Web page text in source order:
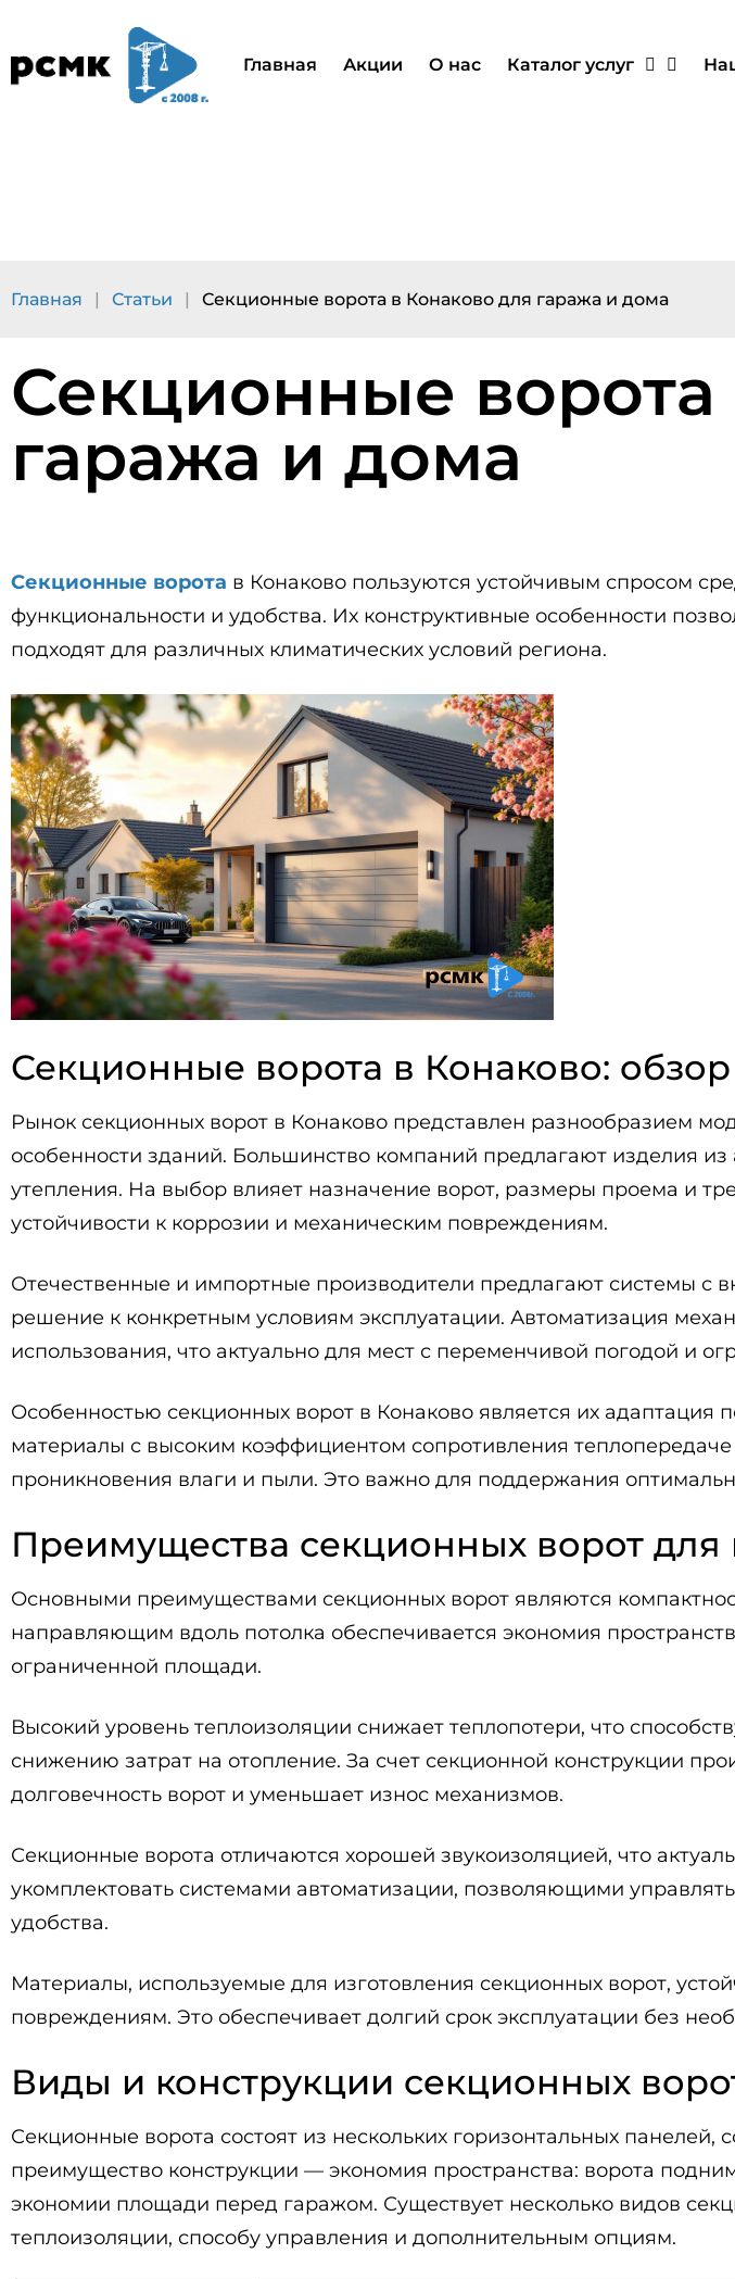
Главная Акции О нас Каталог услуг
Главная | Статьи | Секционные ворота в Конаково для гаража и дома
Секционные ворота
гаража и дома
Секционные ворота в Конаково пользуются устойчивым спросом
функциональности и удобства. Их конструктивные особенности
подходят для различных климатических условий региона.
Секционные ворота в Конаково:
Рынок секционных ворот в Конаково представлен разнообразием
особенности зданий. Большинство компаний предлагают изделия
утепления. На выбор влияет назначение ворот, размеры проема и
устойчивости к коррозии и механическим повреждениям.
Отечественные и импортные производители предлагают системы с
решение к конкретным условиям эксплуатации. Автоматизация
использования, что актуально для мест с переменчивой погодой и
Особенностью секционных ворот в Конаково является их
материалы с высоким коэффициентом сопротивления
проникновения влаги и пыли. Это важно для поддержания
Преимущества секционных ворот для
Основными преимуществами секционных ворот являются
направляющим вдоль потолка обеспечивается экономия
ограниченной площади.
Высокий уровень теплоизоляции снижает теплопотери, что
снижению затрат на отопление. За счет секционной конструкции
долговечность ворот и уменьшает износ механизмов.
Секционные ворота отличаются хорошей звукоизоляцией, что
укомплектовать системами автоматизации, позволяющими
удобства.
Материалы, используемые для изготовления секционных ворот,
повреждениям. Это обеспечивает долгий срок эксплуатации без
Виды и конструкции секционных
Секционные ворота состоят из нескольких горизонтальных
преимущество конструкции — экономия пространства: ворота
экономии площади перед гаражом. Существует несколько видов
теплоизоляции, способу управления и дополнительным опциям.